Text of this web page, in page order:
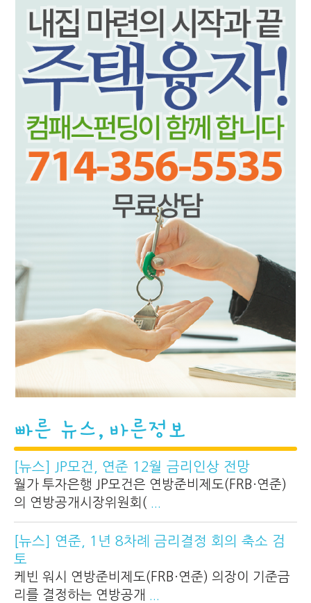
빠른 뉴스, 바른정보
[뉴스] JP모건, 연준 12월 금리인상 전망
월가 투자은행 JP모건은 연방준비제도(FRB·연준)
의 연방공개시장위원회(
[뉴스] 연준, 1년 8차례 금리결정 회의 축소 검
토
케빈 워시 연방준비제도(FRB·연준) 의장이 기준금
리를 결정하는 연방공개